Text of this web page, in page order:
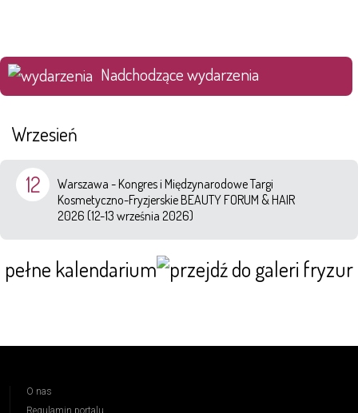
Nadchodzące wydarzenia
Wrzesień
12
Warszawa - Kongres i Międzynarodowe Targi
Kosmetyczno-Fryzjerskie BEAUTY FORUM & HAIR
2026 (12-13 września 2026)
pełne kalendarium
O nas